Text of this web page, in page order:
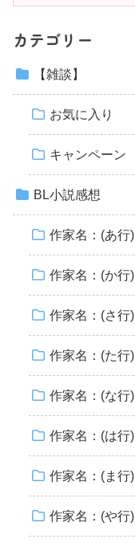
カテゴリー
【雑談】
お気に入り
キャンペーン
BL小説感想
作家名：(あ行)
作家名：(か行)
作家名：(さ行)
作家名：(た行)
作家名：(な行)
作家名：(は行)
作家名：(ま行)
作家名：(や行)